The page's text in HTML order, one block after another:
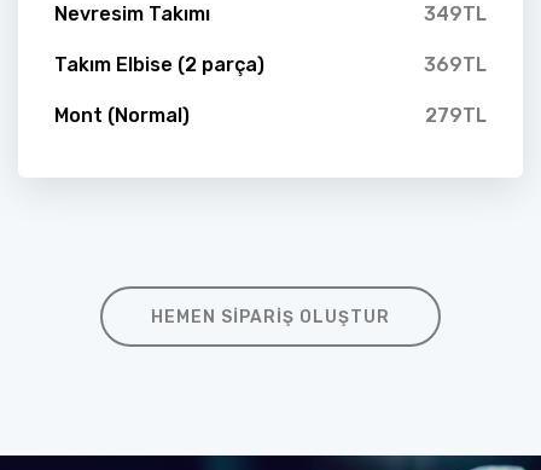
Nevresim Takımı 349TL
Takım Elbise (2 parça) 369TL
Mont (Normal) 279TL
HEMEN SIPARIŞ OLUŞTUR